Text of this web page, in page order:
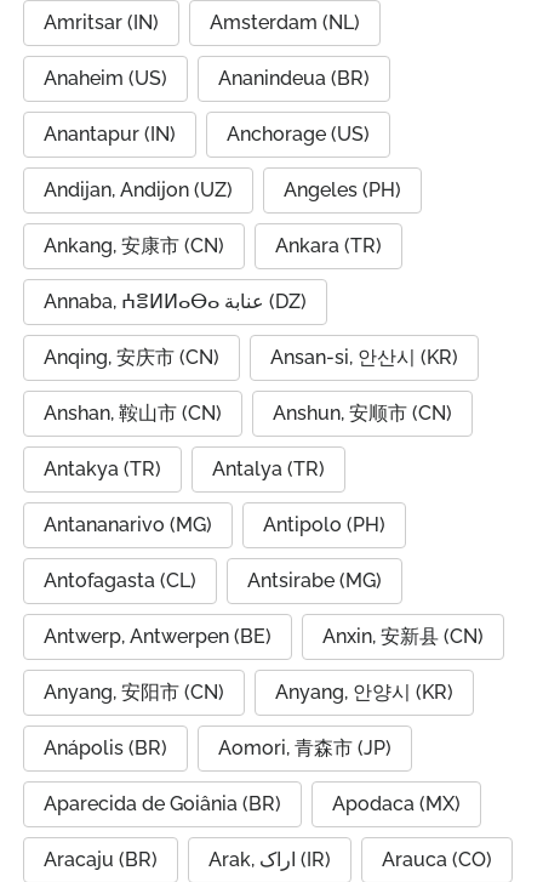
Amritsar (IN) Amsterdam (NL)
Anaheim (US) Ananindeua (BR)
Anantapur (IN) Anchorage (US)
Andijan, Andijon (UZ) Angeles (PH)
Ankang, 安康市 (CN) Ankara (TR)
Annaba, ⵄⴻⵍⵍⴰⴱⴰ عنابة (DZ)
Anqing, 安庆市 (CN) Ansan-si, 안산시 (KR)
Anshan, 鞍山市 (CN) Anshun, 安顺市 (CN)
Antakya (TR) Antalya (TR)
Antananarivo (MG) Antipolo (PH)
Antofagasta (CL) Antsirabe (MG)
Antwerp, Antwerpen (BE) Anxin, 安新县 (CN)
Anyang, 安阳市 (CN) Anyang, 안양시 (KR)
Anápolis (BR) Aomori, 青森市 (JP)
Aparecida de Goiânia (BR) Apodaca (MX)
Aracaju (BR) Arak, اراک (IR) Arauca (CO)